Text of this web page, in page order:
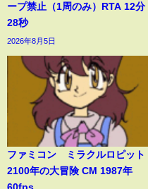
ープ禁止（1周のみ）RTA 12分
28秒
2026年8月5日
ファミコン ミラクルロピット
2100年の大冒険 CM 1987年
60fps